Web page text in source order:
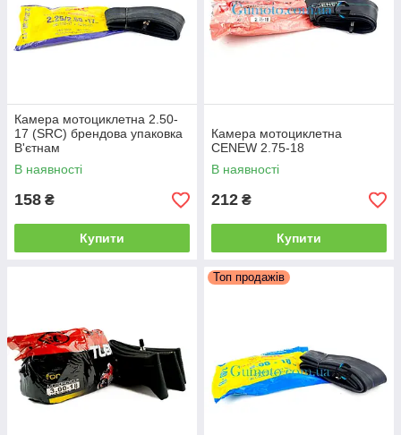
Камера мотоциклетна 2.50-
17 (SRC) брендова упаковка
В'єтнам
В наявності
158 ₴
Купити
Камера мотоциклетна
CENEW 2.75-18
В наявності
212 ₴
Купити
Топ продажів